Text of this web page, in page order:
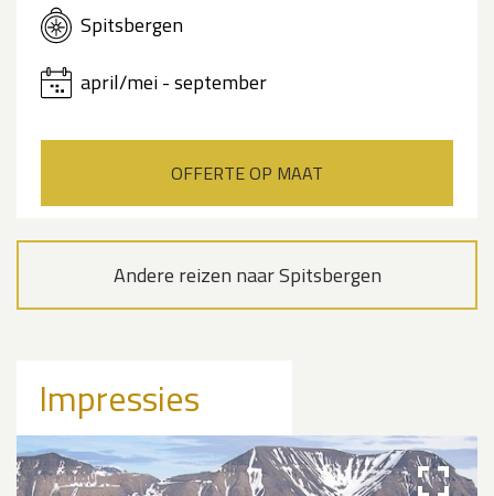
Spitsbergen
april/mei - september
OFFERTE OP MAAT
Andere reizen naar Spitsbergen
Impressies